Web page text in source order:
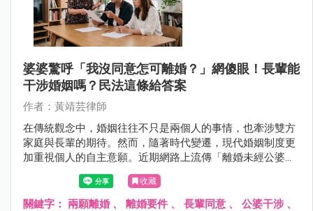
婆婆驚呼「我沒同意怎可離婚？」網傻眼！長輩能
干涉婚姻嗎？民法這條給答案
作者：黃靖芸律師
在傳統觀念中，婚姻往往不只是兩個人的事情，也牽涉雙方
家庭與長輩的期待。然而，隨著時代變遷，現代婚姻制度更
加重視個人的自主意願。近期網路上流傳「離婚未經公婆同
意，因此離婚無效」的討論，引發許多人關注與爭議。究竟
婚姻的成立與結束，是否真的需要經過父母或長輩同意？從
法律角度來看，婚姻關係又是如何規範呢？
收藏
關鍵字： 兩願離婚 、 離婚要件 、 長輩同意 、 公婆干涉 、